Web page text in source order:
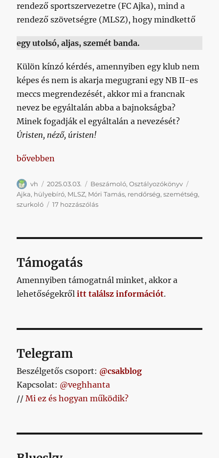
rendező sportszervezetre (FC Ajka), mind a
rendező szövetségre (MLSZ), hogy mindkettő
egy utolsó, aljas, szemét banda.
Külön kínzó kérdés, amennyiben egy klub nem
képes és nem is akarja megugrani egy NB II-es
meccs megrendezését, akkor mi a francnak
nevez be egyáltalán abba a bajnokságba?
Minek fogadják el egyáltalán a nevezését?
Úristen, néző, úristen!
„Undorító volt az egész, egyben csodálatos
bővebben
Szerző
vh Közzétéve
2025.03.03. Kategória
Beszámoló,Osztályozókönyv
Ajka, hülyebíró, MLSZ, Móri Tamás, rendőrség,szemétség,
szurkoló
17 hozzászólásUndorító
labdarúgásnak
Támogatás
Amennyiben támogatnál minket, akkor a
lehetőségekrőlitt találsz információt.
Telegram
Beszélgetős csoport: @csakblog
Kapcsolat: @veghhanta
//Mi ez és hogyan működik?